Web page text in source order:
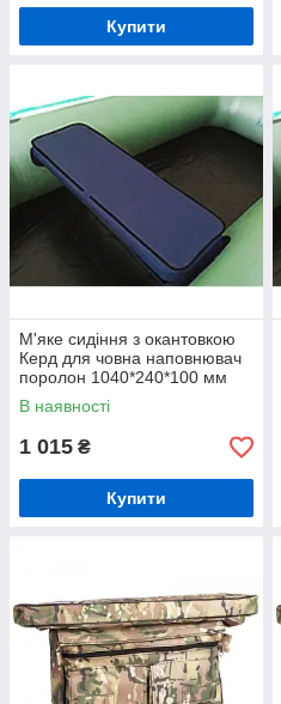
Купити
М'яке сидіння з окантовкою
Керд для човна наповнювач
поролон 1040*240*100 мм
В наявності
1 015 ₴
Купити